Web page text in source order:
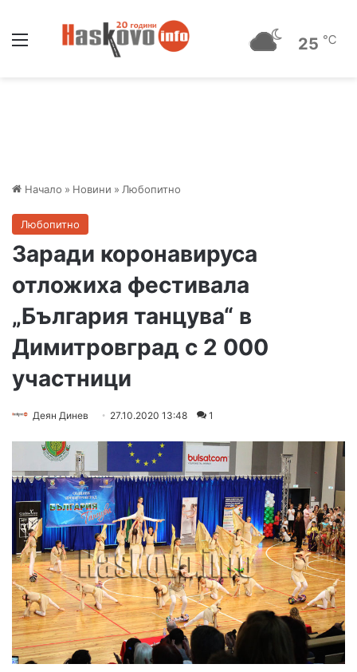
25 ℃
Начало » Новини » Любопитно
Любопитно
Заради коронавируса
отложиха фестивала
„България танцува“ в
Димитровград с 2 000
участници
Деян Динев 27.10.2020 13:48 1